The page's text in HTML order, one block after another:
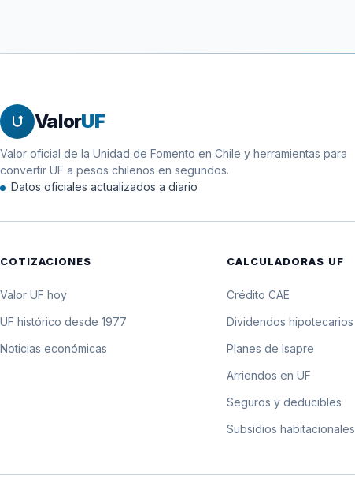
13 de julio de 2026
12 de julio de 2026
8 de julio de 2026
ValorUF
Valor oficial de la Unidad de Fomento en Chile y herramientas para
convertir UF a pesos chilenos en segundos.
Datos oficiales actualizados a diario
COTIZACIONES
Valor UF hoy
UF histórico desde 1977
Noticias económicas
CALCULADORAS UF
Crédito CAE
Dividendos hipotecarios
Planes de Isapre
Arriendos en UF
Seguros y deducibles
Subsidios habitacionales